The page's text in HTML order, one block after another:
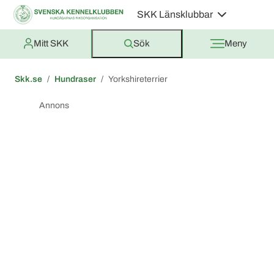
SKK Länsklubbar
Mitt SKK Sök Meny
Skk.se Hundraser Yorkshireterrier
Annons